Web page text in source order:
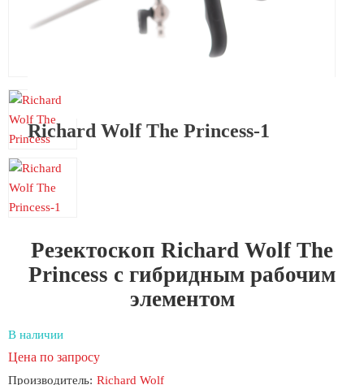
Richard Wolf The Princess-1
Резектоскоп Richard Wolf The
Princess с гибридным рабочим
элементом
В наличии
Цена по запросу
Производитель: Richard Wolf